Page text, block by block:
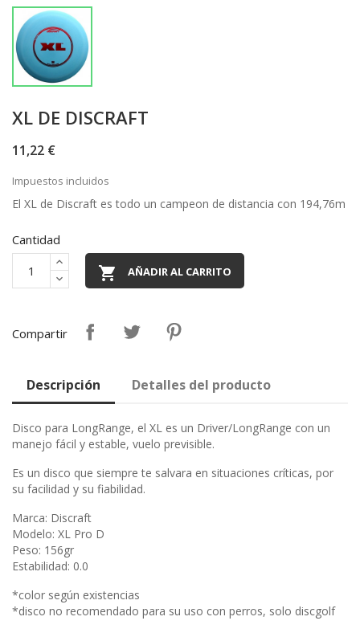
XL DE DISCRAFT
11,22 €
Impuestos incluidos
El XL de Discraft es todo un campeon de distancia con 194,76m
Cantidad
 AÑADIR AL CARRITO
Compartir
Descripción Detalles del producto
Disco para LongRange, el XL es un Driver/LongRange con un
manejo fácil y estable, vuelo previsible.
Es un disco que siempre te salvara en situaciones críticas, por
su facilidad y su fiabilidad.
Marca: Discraft
Modelo: XL Pro D
Peso: 156gr
Estabilidad: 0.0
*color según existencias
*disco no recomendado para su uso con perros, solo discgolf